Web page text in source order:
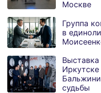
Москве
Группа
в
судьбы